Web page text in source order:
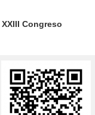
XXIII Congreso